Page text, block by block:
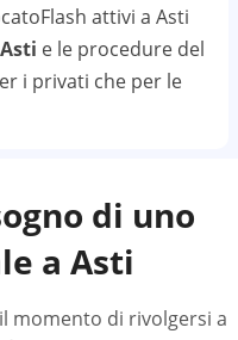
attivi a Asti
e le procedure del
i privati che per le
di uno
a Asti
momento di rivolgersi a